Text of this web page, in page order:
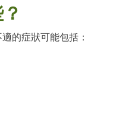
的症狀可能包括：